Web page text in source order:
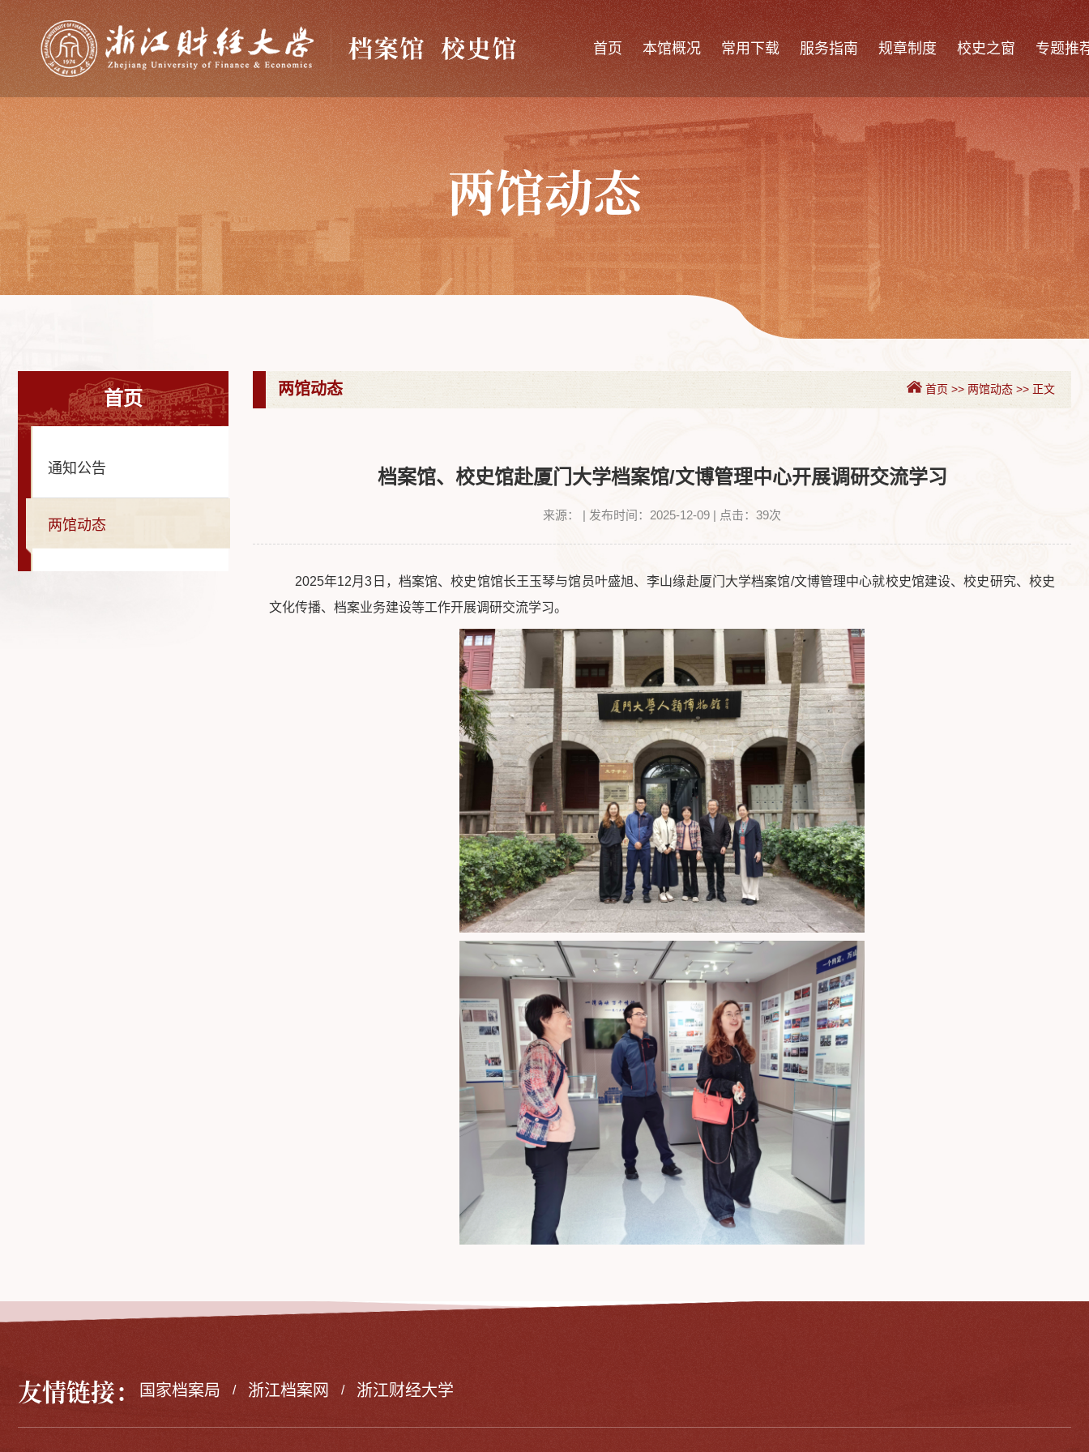
首页 本馆概况 常用下载 服务指南 规章制度 校史之窗 专题推
两馆动态
首页
通知公告
两馆动态
两馆动态 首页 >>两馆动态 >> 正文
档案馆、校史馆赴厦门大学档案馆/文博管理中心开展调研交流学习
来源： | 发布时间：2025-12-09 | 点击： 39次
2025年12月3日，档案馆、校史馆馆长王玉琴与馆员叶盛旭、李山缘赴厦门大学档案馆/文博管理中心就校史馆建设、校史研究、校史
文化传播、档案业务建设等工作开展调研交流学习。
友情链接： 国家档案局 / 浙江档案网 / 浙江财经大学